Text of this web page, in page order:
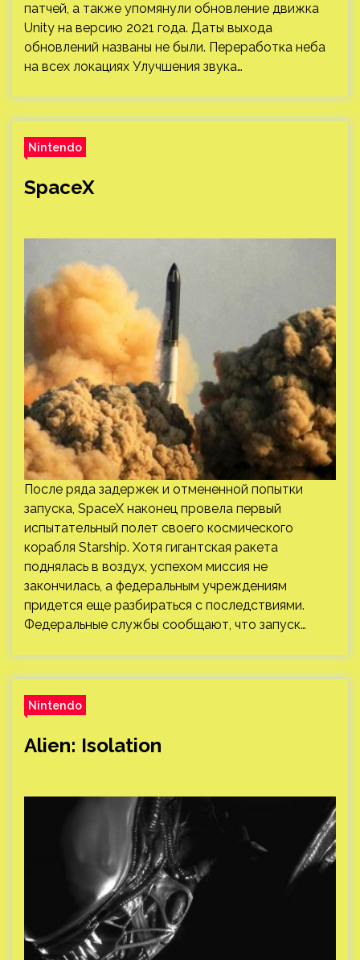
патчей, а также упомянули обновление движка
Unity на версию 2021 года. Даты выхода
обновлений названы не были. Переработка неба
на всех локациях Улучшения звука…
Nintendo
SpaceX
После ряда задержек и отмененной попытки
запуска, SpaceX наконец провела первый
испытательный полет своего космического
корабля Starship. Хотя гигантская ракета
поднялась в воздух, успехом миссия не
закончилась, а федеральным учреждениям
придется еще разбираться с последствиями.
Федеральные службы сообщают, что запуск…
Nintendo
Alien: Isolation